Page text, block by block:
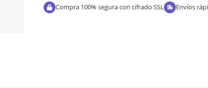
Compra 100% segura con cifrado SSL Envíos